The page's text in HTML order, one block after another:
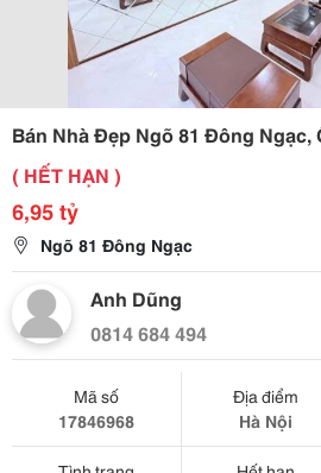
Bán Nhà Đẹp Ngõ 81 Đông Ngạc,
( HẾT HẠN )
6,95 tỷ
Ngõ 81 Đông Ngạc
Anh Dũng
0814 684 494
Mã số
17846968
Địa điểm
Hà Nội